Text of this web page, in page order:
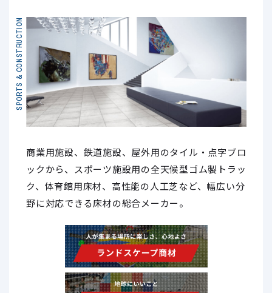
SPORTS & CONSTRUCTION
商業用施設、鉄道施設、屋外用のタイル・点字ブロ
ックから、スポーツ施設用の全天候型ゴム製トラッ
ク、体育館用床材、高性能の人工芝など、幅広い分
野に対応できる床材の総合メーカー。